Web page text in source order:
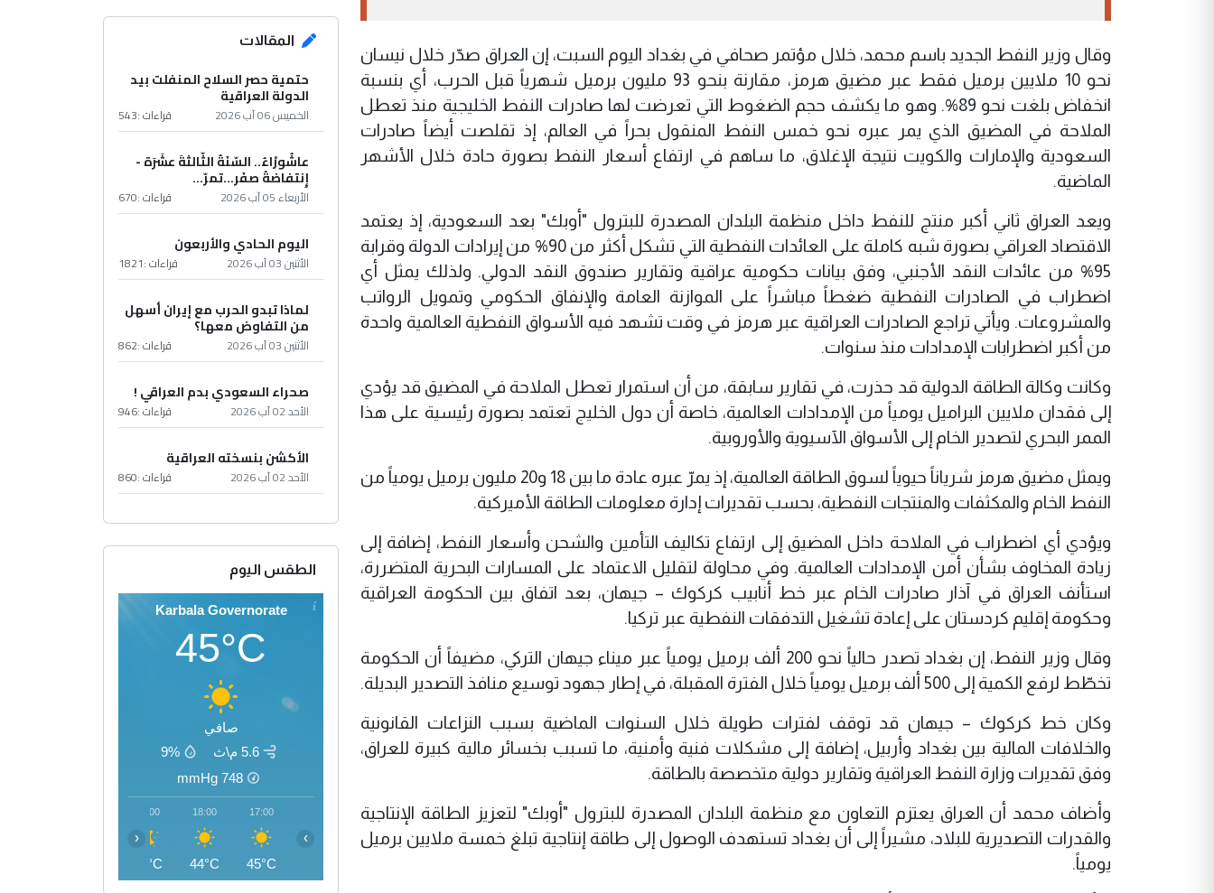
وقال وزير النفط الجديد باسم محمد، خلال مؤتمر صحافي في بغداد اليوم السبت، إن العراق صدّر خلال نيسان
نحو 10 ملايين برميل فقط عبر مضيق هرمز، مقارنة بنحو 93 مليون برميل شهرياً قبل الحرب، أي بنسبة
انخفاض بلغت نحو 89%. وهو ما يكشف حجم الضغوط التي تعرضت لها صادرات النفط الخليجية منذ تعطل
الملاحة في المضيق الذي يمر عبره نحو خمس النفط المنقول بحراً في العالم، إذ تقلصت أيضاً صادرات
السعودية والإمارات والكويت نتيجة الإغلاق، ما ساهم في ارتفاع أسعار النفط بصورة حادة خلال الأشهر
الماضية.
ويعد العراق ثاني أكبر منتج للنفط داخل منظمة البلدان المصدرة للبترول "أوبك" بعد السعودية، إذ يعتمد
الاقتصاد العراقي بصورة شبه كاملة على العائدات النفطية التي تشكل أكثر من 90% من إيرادات الدولة وقرابة
95% من عائدات النقد الأجنبي، وفق بيانات حكومية عراقية وتقارير صندوق النقد الدولي. ولذلك يمثل أي
اضطراب في الصادرات النفطية ضغطاً مباشراً على الموازنة العامة والإنفاق الحكومي وتمويل الرواتب
والمشروعات. ويأتي تراجع الصادرات العراقية عبر هرمز في وقت تشهد فيه الأسواق النفطية العالمية واحدة
من أكبر اضطرابات الإمدادات منذ سنوات.
وكانت وكالة الطاقة الدولية قد حذرت، في تقارير سابقة، من أن استمرار تعطل الملاحة في المضيق قد يؤدي
إلى فقدان ملايين البراميل يومياً من الإمدادات العالمية، خاصة أن دول الخليج تعتمد بصورة رئيسية على هذا
الممر البحري لتصدير الخام إلى الأسواق الآسيوية والأوروبية.
ويمثل مضيق هرمز شرياناً حيوياً لسوق الطاقة العالمية، إذ يمرّ عبره عادة ما بين 18 و20 مليون برميل يومياً من
النفط الخام والمكثفات والمنتجات النفطية، بحسب تقديرات إدارة معلومات الطاقة الأميركية.
ويؤدي أي اضطراب في الملاحة داخل المضيق إلى ارتفاع تكاليف التأمين والشحن وأسعار النفط، إضافة إلى
زيادة المخاوف بشأن أمن الإمدادات العالمية. وفي محاولة لتقليل الاعتماد على المسارات البحرية المتضررة،
استأنف العراق في آذار صادرات الخام عبر خط أنابيب كركوك – جيهان، بعد اتفاق بين الحكومة العراقية
وحكومة إقليم كردستان على إعادة تشغيل التدفقات النفطية عبر تركيا.
وقال وزير النفط، إن بغداد تصدر حالياً نحو 200 ألف برميل يومياً عبر ميناء جيهان التركي، مضيفاً أن الحكومة
تخطّط لرفع الكمية إلى 500 ألف برميل يومياً خلال الفترة المقبلة، في إطار جهود توسيع منافذ التصدير البديلة.
وكان خط كركوك – جيهان قد توقف لفترات طويلة خلال السنوات الماضية بسبب النزاعات القانونية
والخلافات المالية بين بغداد وأربيل، إضافة إلى مشكلات فنية وأمنية، ما تسبب بخسائر مالية كبيرة للعراق،
وفق تقديرات وزارة النفط العراقية وتقارير دولية متخصصة بالطاقة.
وأضاف محمد أن العراق يعتزم التعاون مع منظمة البلدان المصدرة للبترول "أوبك" لتعزيز الطاقة الإنتاجية
والقدرات التصديرية للبلاد، مشيراً إلى أن بغداد تستهدف الوصول إلى طاقة إنتاجية تبلغ خمسة ملايين برميل
يومياً.
المقالات
حتمية حصر السلاح المنفلت بيد
الدولة العراقية
الخميس 06 آب 2026 قراءات :543
عاشُورْاءُ.. السّنَةُ الثّالثةَ عشَرَة -
إِنتفاضةُ صفَر…تمرّ...
الأربعاء 05 آب 2026 قراءات :670
اليوم الحادي والأربعون
الأثنين 03 آب 2026 قراءات :1821
لماذا تبدو الحرب مع إيران أسهل
من التفاوض معها؟
الأثنين 03 آب 2026 قراءات :862
صحراء السعودي بدم العراقي !
الأحد 02 آب 2026 قراءات :946
الأكشن بنسخته العراقية
الأحد 02 آب 2026 قراءات :860
الطقس اليوم
Karbala Governorate
45°C
صافي
5.6 م\ث
9%
748
mmHg
17:00
45°C
18:00
44°C
19:00
42°C
‹ ›